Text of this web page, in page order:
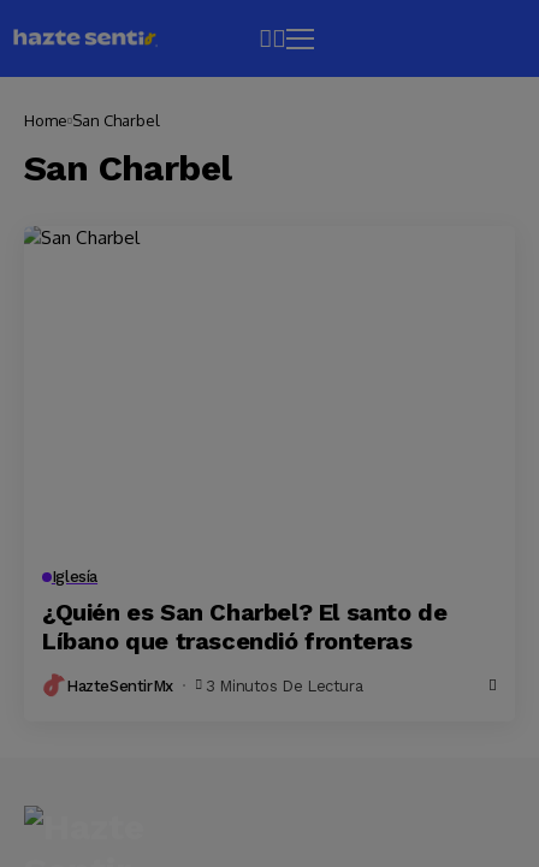
Home San Charbel
San Charbel
Iglesía
¿Quién es San Charbel? El santo de
Líbano que trascendió fronteras
HazteSentirMx 3 Minutos De Lectura